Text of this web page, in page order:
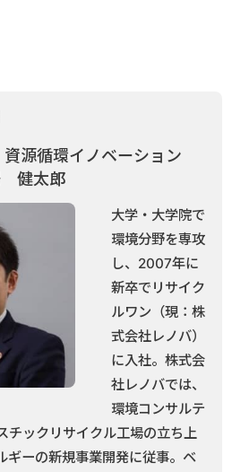
源循環イノベーション
健太郎
大学・大学院で
環境分野を専攻
し、2007年に
新卒でリサイク
ルワン（現：株
式会社レノバ）
に入社。株式会
社レノバでは、
環境コンサルテ
チックリサイクル工場の立ち上
ギーの新規事業開発に従事。ベ